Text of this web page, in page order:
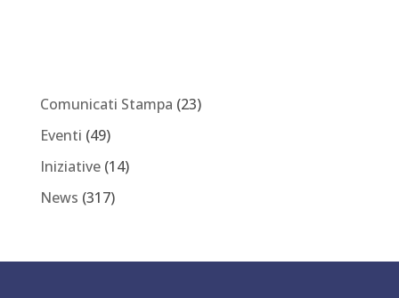
Comunicati Stampa (23)
Eventi (49)
Iniziative(14)
News (317)